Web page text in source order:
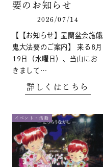
要のお知らせ
2026/07/14
【【お知らせ】盂蘭盆会施餓
鬼大法要のご案内】 来る8月
19日（水曜日）、当山にお
きまして…
詳しくはこちら
イベント・活動